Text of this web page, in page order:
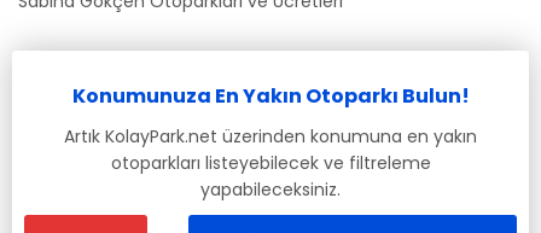
Konumunuza En Yakın Otoparkı Bulun!
Artık KolayPark.net üzerinden konumuna en yakın
otoparkları listeyebilecek ve filtreleme
yapabileceksiniz.